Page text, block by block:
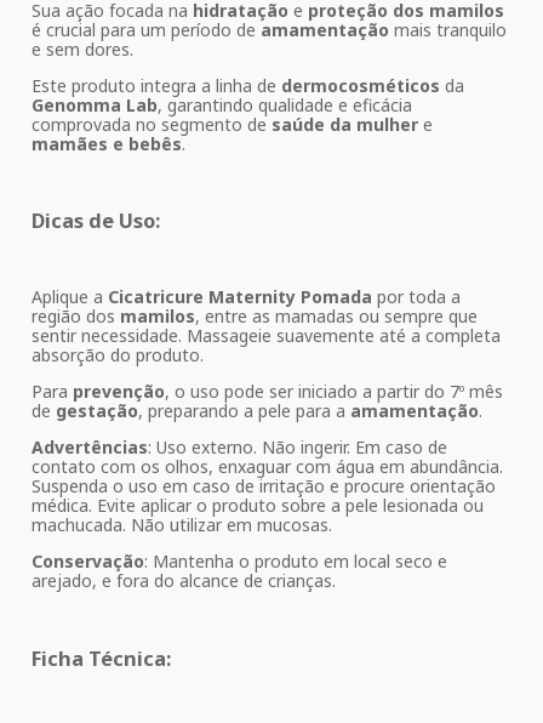
Sua ação focada na hidratação e proteção dos mamilos
é crucial para um período de amamentação mais tranquilo
e sem dores.
Este produto integra a linha de dermocosméticos da
Genomma Lab, garantindo qualidade e eficácia
comprovada no segmento de saúde da mulher e
mamães e bebês.
Dicas de Uso:
Aplique a Cicatricure Maternity Pomada por toda a
região dos mamilos, entre as mamadas ou sempre que
sentir necessidade. Massageie suavemente até a completa
absorção do produto.
Para prevenção, o uso pode ser iniciado a partir do 7º mês
de gestação, preparando a pele para a amamentação.
Advertências: Uso externo. Não ingerir. Em caso de
contato com os olhos, enxaguar com água em abundância.
Suspenda o uso em caso de irritação e procure orientação
médica. Evite aplicar o produto sobre a pele lesionada ou
machucada. Não utilizar em mucosas.
Conservação: Mantenha o produto em local seco e
arejado, e fora do alcance de crianças.
Ficha Técnica: